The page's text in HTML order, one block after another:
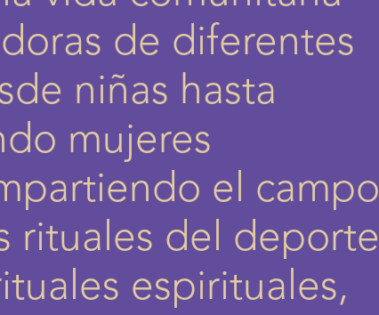
de diferentes
niñas hasta
mujeres
el campo
rituales del deporte
espirituales,